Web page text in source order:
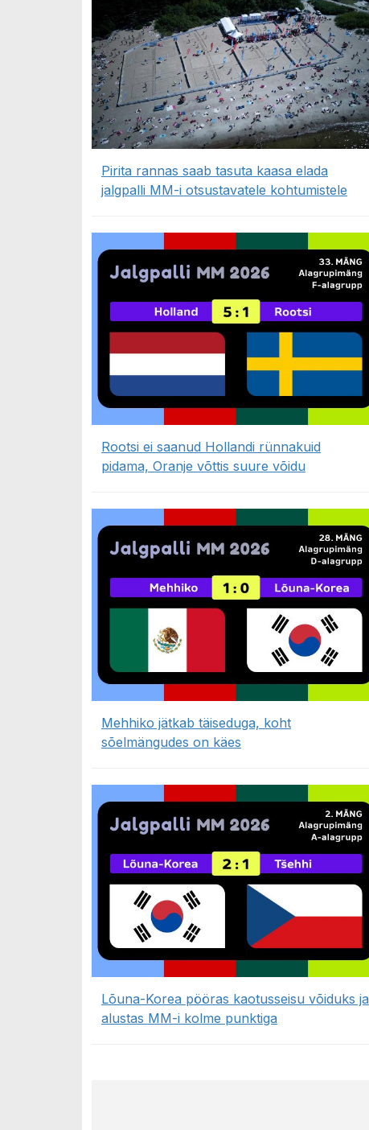
Pirita rannas saab tasuta kaasa elada
jalgpalli MM-i otsustavatele kohtumistele
Rootsi ei saanud Hollandi rünnakuid
pidama, Oranje võttis suure võidu
Mehhiko jätkab täiseduga, koht
sõelmängudes on käes
Lõuna-Korea pööras kaotusseisu võiduks ja
alustas MM-i kolme punktiga